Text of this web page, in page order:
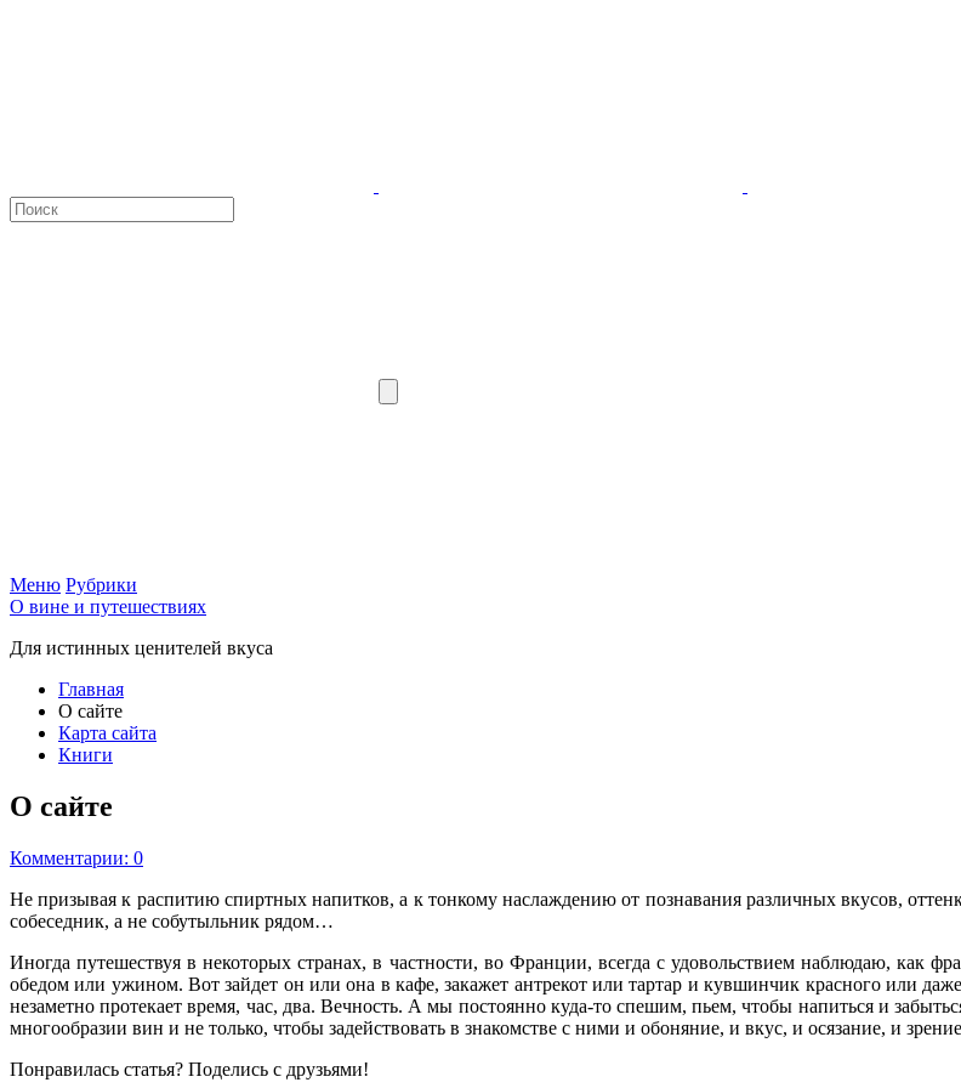
Меню Рубрики
О вине и путешествиях
Для истинных ценителей вкуса
Главная
О сайте
Карта сайта
Книги
О сайте
Комментарии: 0
Не призывая к распитию спиртных напитков, а к тонкому наслаждению от познавания различных вкусов,
собеседник, а не собутыльник рядом…
Иногда путешествуя в некоторых странах, в частности, во Франции, всегда с удовольствием наблюдаю, как
обедом или ужином. Вот зайдет он или она в кафе, закажет антрекот или тартар и кувшинчик красного или
незаметно протекает время, час, два. Вечность. А мы постоянно куда-то спешим, пьем, чтобы напиться и
многообразии вин и не только, чтобы задействовать в знакомстве с ними и обоняние, и вкус, и осязание, и
Понравилась статья? Поделись с друзьями!